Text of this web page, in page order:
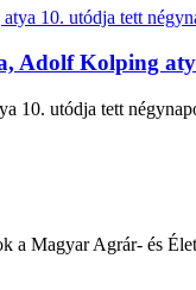
Adolf Kolping
utódja tett
a Magyar Agrár- és